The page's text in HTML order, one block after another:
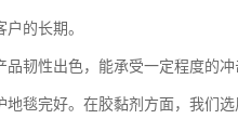
的长期。
韧性出色，能承受一定程度的
毯完好。在胶黏剂方面，我们选